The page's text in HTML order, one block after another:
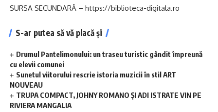
SURSA SECUNDARĂ – https://biblioteca-digitala.ro
S-ar putea să vă placă și
Drumul Pantelimonului: un traseu turistic gândit împreună
cu elevii comunei
Sunetul viitorului rescrie istoria muzicii în stil ART
NOUVEAU
TRUPA COMPACT, JOHNY ROMANO ȘI ADI ISTRATE VIN PE
RIVIERA MANGALIA